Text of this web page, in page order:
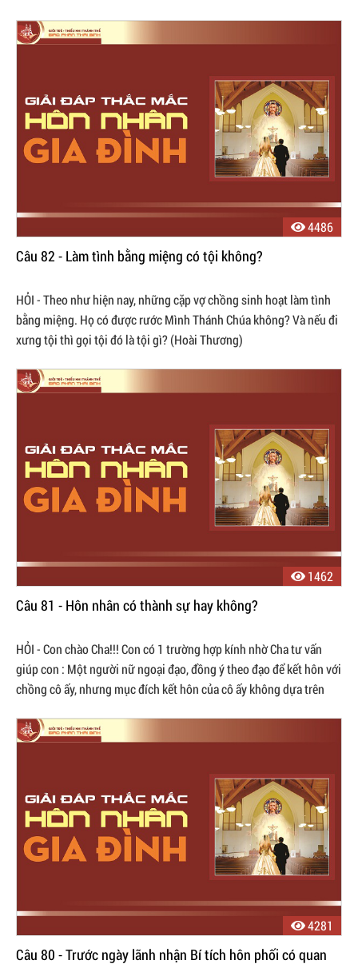
4486
Câu 82 - Làm tình bằng miệng có tội không?
HỎI - Theo như hiện nay, những cặp vợ chồng sinh hoạt làm tình
bằng miệng. Họ có được rước Mình Thánh Chúa không? Và nếu đi
xưng tội thì gọi tội đó là tội gì? (Hoài Thương)
1462
Câu 81 - Hôn nhân có thành sự hay không?
HỎI - Con chào Cha!!! Con có 1 trường hợp kính nhờ Cha tư vấn
giúp con : Một người nữ ngoại đạo, đồng ý theo đạo để kết hôn với
chồng cô ấy, nhưng mục đích kết hôn của cô ấy không dựa trên
4281
Câu 80 - Trước ngày lãnh nhận Bí tích hôn phối có quan